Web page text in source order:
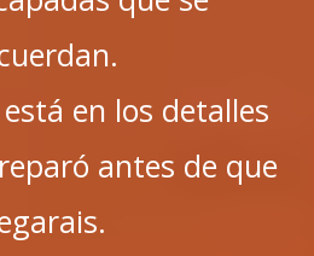
en los detalles
antes de que